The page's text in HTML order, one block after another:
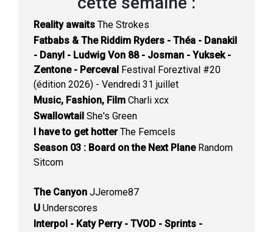
Reality awaits The Strokes
Fatbabs & The Riddim Ryders - Théa - Danakil
- Danyl - Ludwig Von 88 - Josman - Yuksek -
Zentone - Perceval Festival Foreztival #20
(édition 2026) - Vendredi 31 juillet
Music, Fashion, Film Charli xcx
Swallowtail She's Green
I have to get hotterThe Femcels
Season 03 : Board on the Next PlaneRandom
Sitcom
The Canyon JJerome87
U Underscores
Interpol - Katy Perry - TVOD - Sprints -